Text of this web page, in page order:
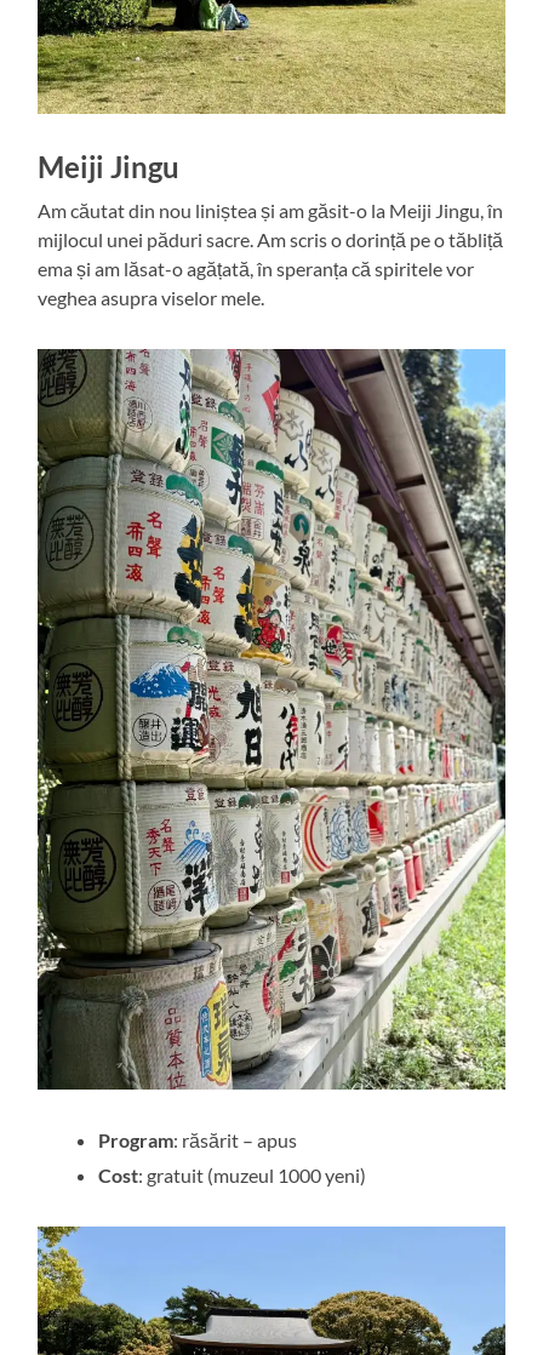
Meiji Jingu
Am căutat din nou liniștea și am găsit-o la Meiji Jingu, în
mijlocul unei păduri sacre. Am scris o dorință pe o tăbliță
ema și am lăsat-o agățată, în speranța că spiritele vor
veghea asupra viselor mele.
Program: răsărit – apus
Cost: gratuit (muzeul 1000 yeni)